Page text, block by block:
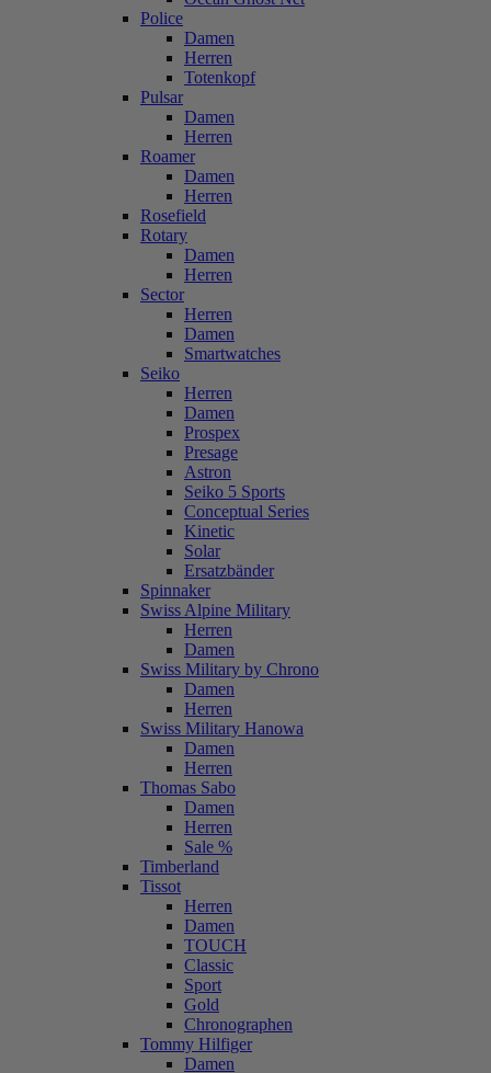
Police
Damen
Herren
Totenkopf
Pulsar
Damen
Herren
Roamer
Damen
Herren
Rosefield
Rotary
Damen
Herren
Sector
Herren
Damen
Smartwatches
Seiko
Herren
Damen
Prospex
Presage
Astron
Seiko 5 Sports
Conceptual Series
Kinetic
Solar
Ersatzbänder
Spinnaker
Swiss Alpine Military
Herren
Damen
Swiss Military by Chrono
Damen
Herren
Swiss Military Hanowa
Damen
Herren
Thomas Sabo
Damen
Herren
Sale %
Timberland
Tissot
Herren
Damen
TOUCH
Classic
Sport
Gold
Chronographen
Tommy Hilfiger
Damen